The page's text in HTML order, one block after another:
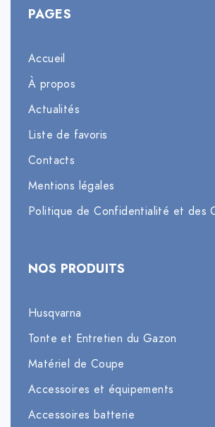
PAGES
Accueil
À propos
Actualités
Liste de favoris
Contacts
Mentions légales
Politique de Confidentialité et des
NOS PRODUITS
Husqvarna
Tonte et Entretien du Gazon
Matériel de Coupe
Accessoires et équipements
Accessoires batterie